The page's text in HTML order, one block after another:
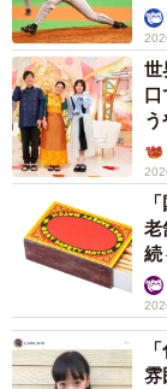
か
世
口
ん
老
続
雰